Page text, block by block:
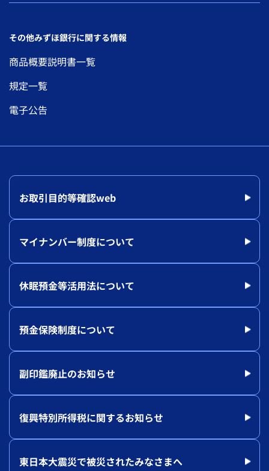
その他みずほ銀行に関する情報
商品概要説明書一覧
規定一覧
電子公告
お取引目的等確認web
マイナンバー制度について
休眠預金等活用法について
預金保険制度について
副印鑑廃止のお知らせ
復興特別所得税に関するお知らせ
東日本大震災で被災されたみなさまへ